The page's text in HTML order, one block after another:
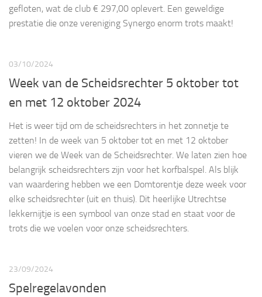
gefloten, wat de club € 297,00 oplevert. Een geweldige
prestatie die onze vereniging Synergo enorm trots maakt!
03/10/2024
Week van de Scheidsrechter 5 oktober tot
en met 12 oktober 2024
Het is weer tijd om de scheidsrechters in het zonnetje te
zetten! In de week van 5 oktober tot en met 12 oktober
vieren we de Week van de Scheidsrechter. We laten zien hoe
belangrijk scheidsrechters zijn voor het korfbalspel. Als blijk
van waardering hebben we een Domtorentje deze week voor
elke scheidsrechter (uit en thuis). Dit heerlijke Utrechtse
lekkernijtje is een symbool van onze stad en staat voor de
trots die we voelen voor onze scheidsrechters.
23/09/2024
Spelregelavonden